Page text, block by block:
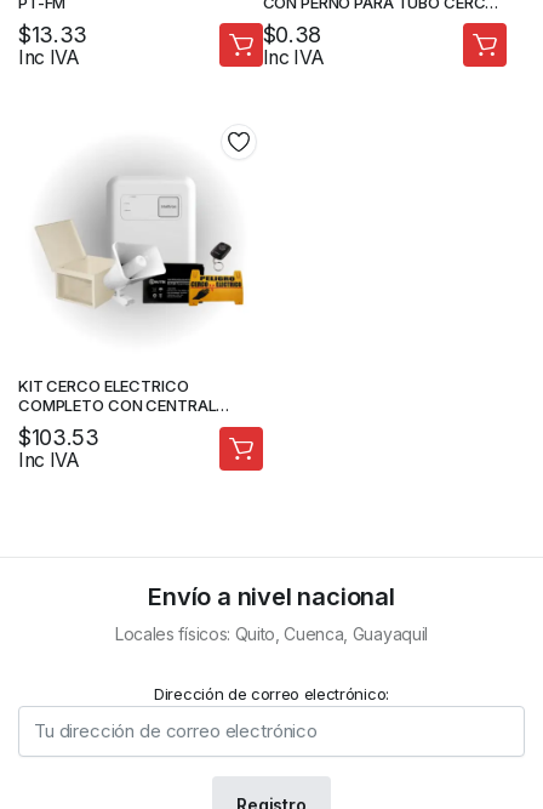
$13.33
Inc IVA
ELECTRICO
$0.38
Inc IVA
KIT CERCO ELECTRICO
COMPLETO CON CENTRAL
ELC3020
$103.53
Inc IVA
Envío a nivel nacional
Locales físicos: Quito, Cuenca, Guayaquil
Dirección de correo electrónico: